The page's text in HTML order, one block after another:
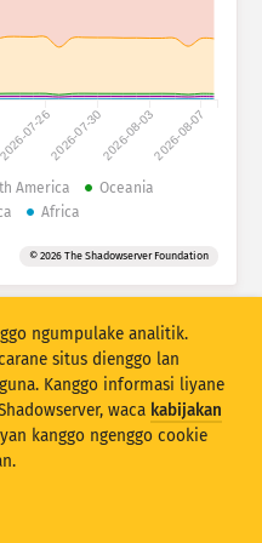
Tumpang tindih
Reset
PNG
07-262026-07-302026-08-032026-08-07
America
Oceania
Africa
© 2026 The Shadowserver Foundation
FOUNDATION
Kita Kredit
ngumpulake analitik.
situs dienggo lan
Kanggo informasi liyane
waca kabijakan
kanggo ngenggo cookie